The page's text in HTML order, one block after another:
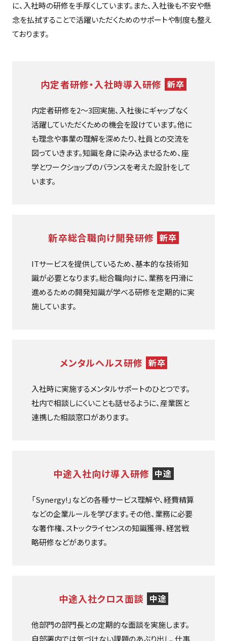
に、入社時の研修を手厚くしています。また、入社後も不安や懸
念を払拭することで活躍いただくためのサポートや制度も整え
ております。
内定者研修・入社時導入研修 新卒
内定者研修を2～3回実施、入社後にギャップなく
活躍していただくための機会を設けています。他に
も理念や事業の理解を深めたり、社員との交流を
図っていきます。知識を身に染み込ませるため、座
学とワークショップのバランスを考えた設計をして
います。
新卒総合職向け開発研修 新卒
ITサービスを提供しているため、基本的な技術知
識が必要となります。総合職向けに、業務を円滑に
進めるための開発知識が学べる研修を定期的に実
施しています。
メンタルヘルス研修 新卒
入社時に実施するメンタルサポートのひとつです。
社内で相談しにくいことも話せるように、産業医と
連携した相談窓口があります。
中途入社向け導入研修 中途
「Synergy!」などの各種サービス理解や、経費精算
などの企業ルールを学びます。その他、業務に必要
な著作権、ストックライセンスの知識獲得、経営戦
略研修などがあります。
中途入社クロス面談 中途
他部門の部門長との定期的な面談を実施します。
自部署内では気づけない課題のあぶり出し、仕事